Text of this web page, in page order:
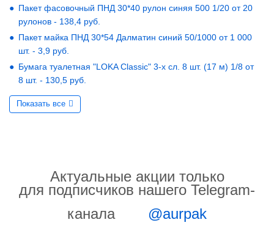
Пакет фасовочный ПНД 30*40 рулон синяя 500 1/20 от 20
рулонов - 138,4 руб.
Пакет майка ПНД 30*54 Далматин синий 50/1000 от 1 000
шт. - 3,9 руб.
Бумага туалетная "LOKA Classic" 3-х сл. 8 шт. (17 м) 1/8 от
8 шт. - 130,5 руб.
Показать все
Актуальные акции только
для подписчиков нашего Telegram-
канала
@aurpak